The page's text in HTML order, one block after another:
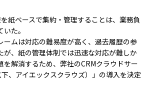
紙ベースで集約・管理することは、業務負
た。
ームは対応の難易度が高く、過去履歴の参
が、紙の管理体制では迅速な対応が難しか
を解消するため、弊社のCRMクラウドサー
、アイエックスクラウズ）」の導入を決定